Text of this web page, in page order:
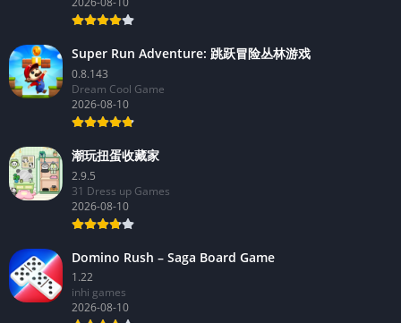
Super Run Adventure: 跳跃冒险丛林游戏
0.8.143
Dream Cool Game
2026-08-10
潮玩扭蛋收藏家
2.9.5
31 Dress up Games
2026-08-10
Domino Rush – Saga Board Game
1.22
inhi games
2026-08-10